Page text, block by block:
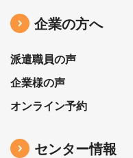
企業の方へ
派遣職員の声
企業様の声
オンライン予約
センター情報